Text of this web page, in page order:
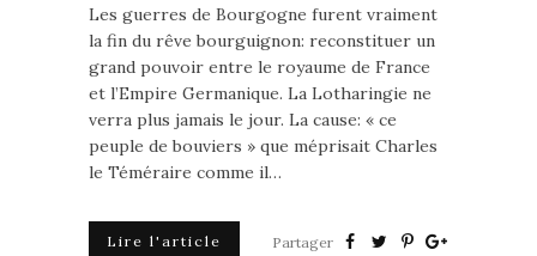
Les guerres de Bourgogne furent vraiment
la fin du rêve bourguignon: reconstituer un
grand pouvoir entre le royaume de France
et l’Empire Germanique. La Lotharingie ne
verra plus jamais le jour. La cause: « ce
peuple de bouviers » que méprisait Charles
le Téméraire comme il…
Lire l'article Partager